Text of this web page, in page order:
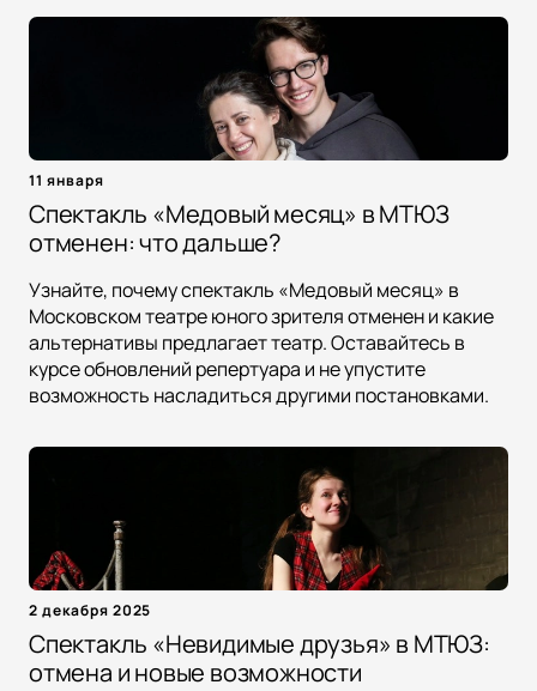
11 января
Спектакль «Медовый месяц» в МТЮЗ
отменен: что дальше?
Узнайте, почему спектакль «Медовый месяц» в
Московском театре юного зрителя отменен и какие
альтернативы предлагает театр. Оставайтесь в
курсе обновлений репертуара и не упустите
возможность насладиться другими постановками.
2 декабря 2025
Спектакль «Невидимые друзья» в МТЮЗ:
отмена и новые возможности